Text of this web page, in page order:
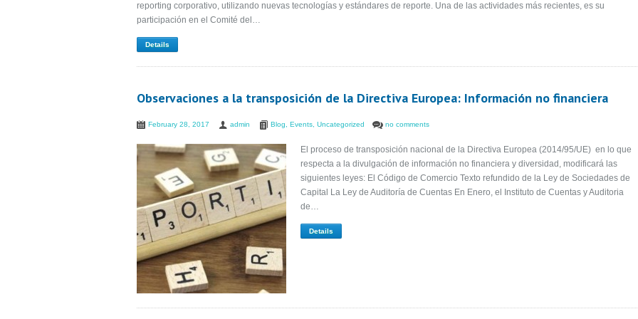
reporting corporativo, utilizando nuevas tecnologías y estándares de reporte. Una de las actividades más recientes, es su
participación en el Comité del…
Details
Observaciones a la transposición de la Directiva Europea: Información no financiera
February 28, 2017 admin Blog Events Uncategorized no comments
El proceso de transposición nacional de la Directiva Europea (2014/95/UE) en lo que
respecta a la divulgación de información no financiera y diversidad, modificará las
siguientes leyes: El Código de Comercio Texto refundido de la Ley de Sociedades de
Capital La Ley de Auditoría de Cuentas En Enero, el Instituto de Cuentas y Auditoria
de…
Details